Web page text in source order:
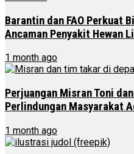
Barantin dan FAO Perkuat
Ancaman Penyakit Hewan
1 month ago
Perjuangan Misran Toni
Perlindungan Masyarakat
1 month ago